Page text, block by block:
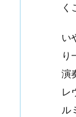
く
い
り
演
レ
ル